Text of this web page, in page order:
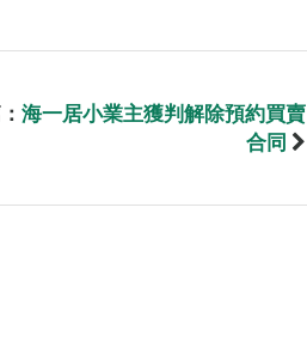
海一居小業主獲判解除預約買賣
合同